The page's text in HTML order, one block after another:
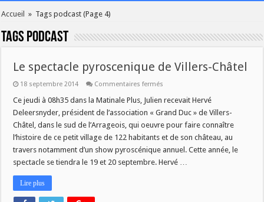
Accueil » Tags podcast (Page 4)
Tags podcast
Le spectacle pyroscenique de Villers-Châtel
18 septembre 2014 Commentaires fermés
spectacle
de
Villers-
Châtel
Ce jeudi à 08h35 dans la Matinale Plus, Julien recevait Hervé
Deleersnyder, président de l’association « Grand Duc » de Villers-
Châtel, dans le sud de l’Arrageois, qui oeuvre pour faire connaître
l’histoire de ce petit village de 122 habitants et de son château, au
travers notamment d’un show pyroscénique annuel. Cette année, le
spectacle se tiendra le 19 et 20 septembre. Hervé …
Lire plus